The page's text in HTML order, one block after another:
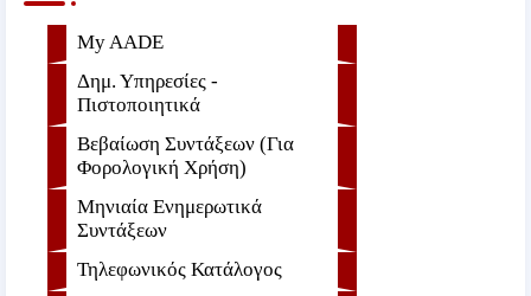
My AADE
Δημ. Υπηρεσίες -
Πιστοποιητικά
Βεβαίωση Συντάξεων (Για
Φορολογική Χρήση)
Μηνιαία Ενημερωτικά
Συντάξεων
Τηλεφωνικός Κατάλογος